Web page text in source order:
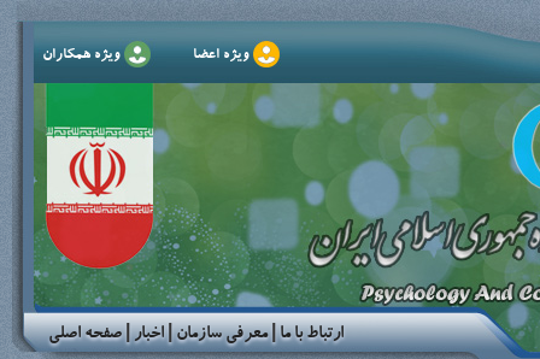
ویژه همکاران ویژه اعضا
صفحه اصلی| اخبار| معرفی سازمان| ارتباط با ما